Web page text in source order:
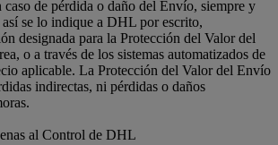
caso de pérdida o daño del Envío, siempre y
se lo indique a DHL por escrito,
designada para la Protección del Valor del
o a través de los sistemas automatizados de
aplicable. La Protección del Valor del Envío
indirectas, ni pérdidas o daños
al Control de DHL